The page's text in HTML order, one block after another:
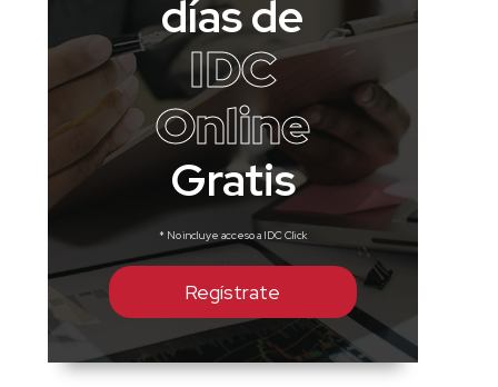
días de
IDC
Online
Gratis
* No incluye acceso a IDC Click
Regístrate